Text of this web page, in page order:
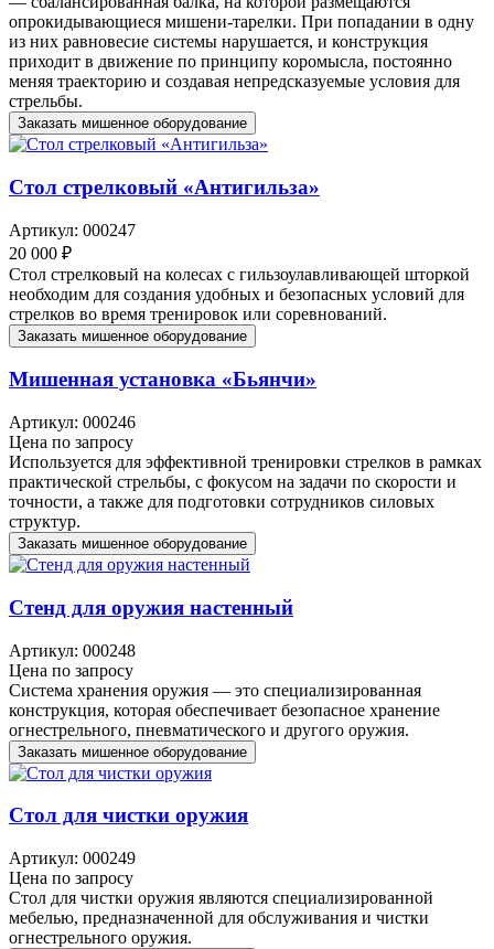
опрокидывающиеся мишени-тарелки. При попадании в одну
из них равновесие системы нарушается, и конструкция
приходит в движение по принципу коромысла, постоянно
меняя траекторию и создавая непредсказуемые условия для
стрельбы.
Заказать мишенное оборудование
Стол стрелковый «Антигильза»
Артикул: 000247
20 000 ₽
Стол стрелковый на колесах с гильзоулавливающей шторкой
необходим для создания удобных и безопасных условий для
стрелков во время тренировок или соревнований.
Заказать мишенное оборудование
Мишенная установка «Бьянчи»
Артикул: 000246
Цена по запросу
Используется для эффективной тренировки стрелков в рамках
практической стрельбы, с фокусом на задачи по скорости и
точности, а также для подготовки сотрудников силовых
структур.
Заказать мишенное оборудование
Стенд для оружия настенный
Артикул: 000248
Цена по запросу
Система хранения оружия — это специализированная
конструкция, которая обеспечивает безопасное хранение
огнестрельного, пневматического и другого оружия.
Заказать мишенное оборудование
Стол для чистки оружия
Артикул: 000249
Цена по запросу
Стол для чистки оружия являются специализированной
мебелью, предназначенной для обслуживания и чистки
огнестрельного оружия.